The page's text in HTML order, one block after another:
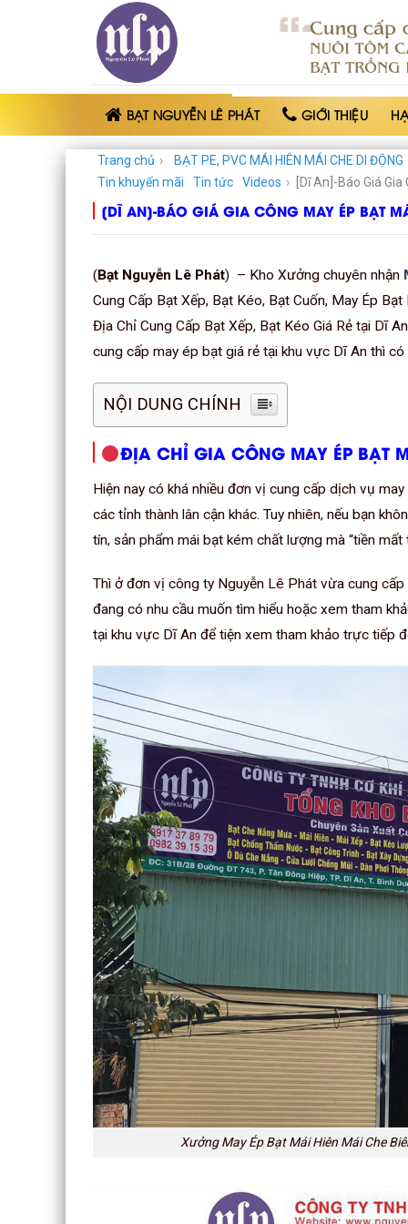
PHÁT
BẠT NGUYỄN LÊ PHÁT GIỚI THIỆU
Trang chủ ›
BẠT PE, PVC MÁI HIÊN MÁI CHE DI ĐỘNG
Tin khuyến mãi
Tin tức Videos › [Dĩ An]-Báo Giá
[DĨ AN]-BÁO GIÁ GIA CÔNG MAY ÉP BẠT
(Bạt Nguyễn Lê Phát) – Kho Xưởng chuyên nhận
Cung Cấp Bạt Xếp, Bạt Kéo, Bạt Cuốn, May Ép
Địa Chỉ Cung Cấp Bạt Xếp, Bạt Kéo Giá Rẻ tại Dĩ
cung cấp may ép bạt giá rẻ tại khu vực Dĩ An thì
NỘI DUNG CHÍNH
ĐỊA CHỈ GIA CÔNG MAY ÉP BẠT
Hiện nay có khá nhiều đơn vị cung cấp dịch vụ
các tỉnh thành lân cận khác. Tuy nhiên, nếu bạn
tín, sản phẩm mái bạt kém chất lượng mà “tiền mất
Thì ở đơn vị công ty Nguyễn Lê Phát vừa cung
đang có nhu cầu muốn tìm hiểu hoặc xem tham
tại khu vực Dĩ An để tiện xem tham khảo trực tiếp
Xưởng May Ép Bạt Mái Hiên Mái Che